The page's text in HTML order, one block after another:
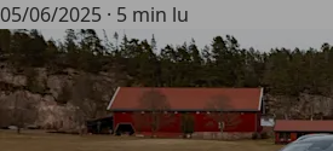
05/06/2025 · 5 min lu